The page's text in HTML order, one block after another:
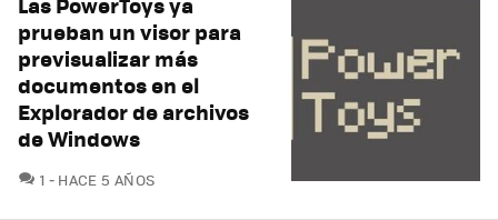
prueban un visor para
previsualizar más
documentos en el
Explorador de archivos
de Windows
1 COMENTARIOS
HACE 5 AÑOS